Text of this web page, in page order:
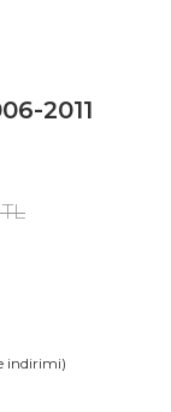
2011
indirimi)